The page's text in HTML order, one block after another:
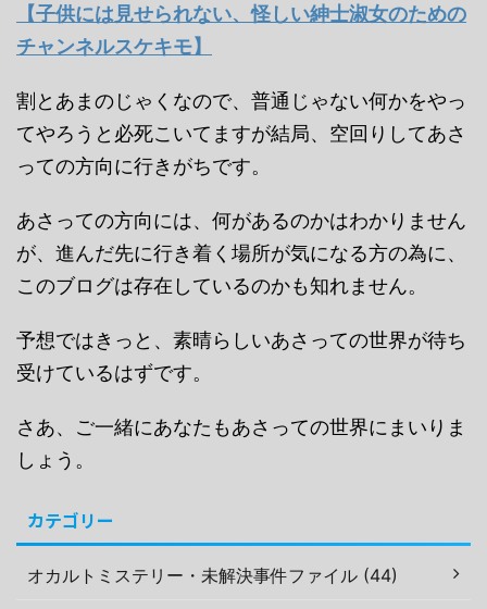
【子供には見せられない、怪しい紳士淑女のための
チャンネルスケキモ】
割とあまのじゃくなので、普通じゃない何かをやっ
てやろうと必死こいてますが結局、空回りしてあさ
っての方向に行きがちです。
あさっての方向には、何があるのかはわかりません
が、進んだ先に行き着く場所が気になる方の為に、
このブログは存在しているのかも知れません。
予想ではきっと、素晴らしいあさっての世界が待ち
受けているはずです。
さあ、ご一緒にあなたもあさっての世界にまいりま
しょう。
カテゴリー
オカルトミステリー・未解決事件ファイル (44)